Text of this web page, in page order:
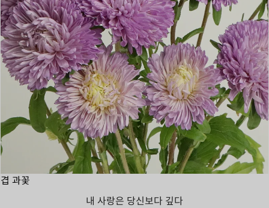
겹 과꽃
내 사랑은 당신보다 깊다